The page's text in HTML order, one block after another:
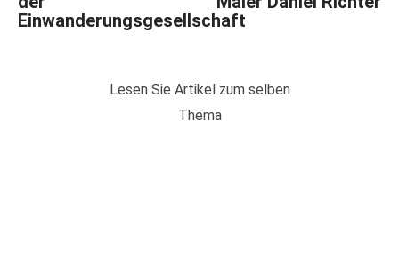
Einwanderungsgesellschaft
Lesen Sie Artikel zum selben
Thema